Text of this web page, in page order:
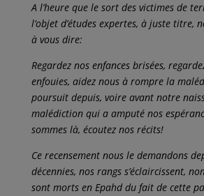
A l’heure que le sort des victimes de
l’objet d’études expertes, à juste titre,
à vous dire:
Regardez nos enfances brisées,
enfouies, aidez nous à rompre la
poursuit depuis, voire avant notre
malédiction qui a amputé nos
sommes là, écoutez nos récits!
Ce recensement nous le demandons
décennies, nos rangs s’éclaircissent,
sont morts en Epahd du fait de cette